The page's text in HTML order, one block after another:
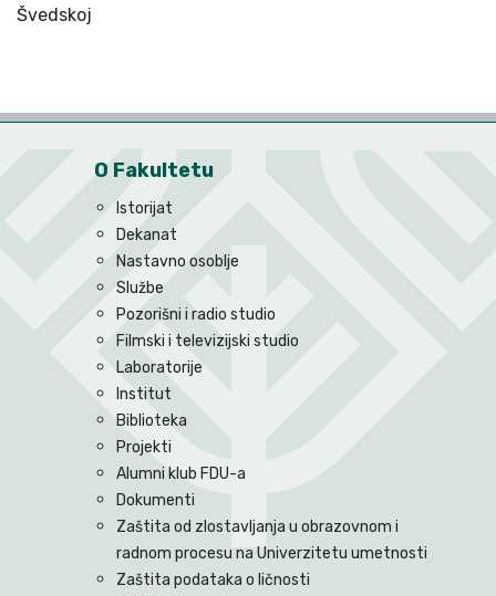
Švedskoj
O Fakultetu
Istorijat
Dekanat
Nastavno osoblje
Službe
Pozorišni i radio studio
Filmski i televizijski studio
Laboratorije
Institut
Biblioteka
Projekti
Alumni klub FDU-a
Dokumenti
Zaštita od zlostavljanja u obrazovnom i
radnom procesu na Univerzitetu umetnosti
Zaštita podataka o ličnosti